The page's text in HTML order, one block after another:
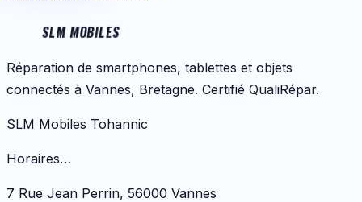
SLM MOBILES
Réparation de smartphones, tablettes et objets
connectés à Vannes, Bretagne. Certifié QualiRépar.
SLM Mobiles Tohannic
Horaires…
7 Rue Jean Perrin, 56000 Vannes